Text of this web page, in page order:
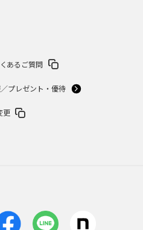
あるご質問
プレゼント・優待
更